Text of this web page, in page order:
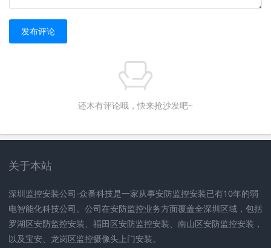
发布评论
还木有评论哦，快来抢沙发吧~
关于本站
深圳监控安装公司-众番科技是一家从事安防监控安装已有10年的弱
电智能化科技公司。公司在安防监控业务方面覆盖全深圳区域，包括
罗湖区安防监控安装、福田区安防监控安装、南山区安防监控安装，
以及宝安、龙岗区监控摄像头上门安装。